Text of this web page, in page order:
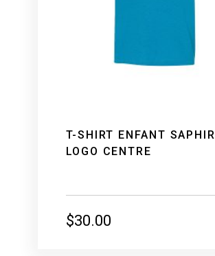
T-SHIRT ENFANT SAPHIR
LOGO CENTRE
$30.00